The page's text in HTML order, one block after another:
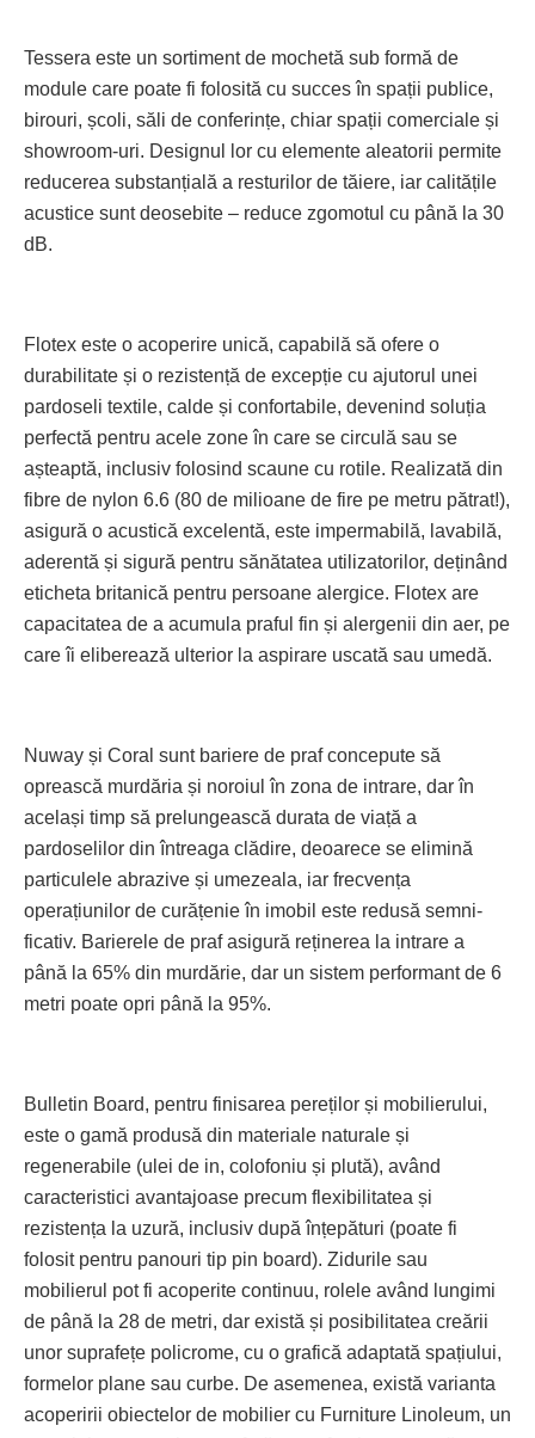
Tessera este un sortiment de mo­chetă sub formă de
module care poate fi folosită cu succes în spații publice,
birouri, școli, săli de conferințe, chiar spații comerciale și
showroom-uri. Designul lor cu elemente aleatorii permite
reducerea substanțială a res­tu­rilor de tăiere, iar calitățile
acustice sunt deosebite – reduce zgomotul cu până la 30
dB.
Flotex este o acoperire unică, ca­pa­bilă să ofere o
durabilitate și o rezistență de excepție cu ajutorul unei
pardoseli textile, calde și confortabile, devenind soluția
perfectă pentru acele zone în care se circulă sau se
așteaptă, inclusiv folosind scaune cu rotile. Realizată din
fibre de nylon 6.6 (80 de milioane de fire pe metru pătrat!),
asigură o acustică excelentă, este impermabilă, lavabilă,
aderentă și sigură pentru sănătatea utilizatorilor, deținând
eticheta britanică pentru persoane alergice. Flotex are
capacitatea de a acumula praful fin și alergenii din aer, pe
care îi eliberează ulterior la aspirare uscată sau umedă.
Nuway și Coral sunt bariere de praf concepute să
oprească murdăria și noroiul în zona de intrare, dar în
același timp să prelungească durata de viață a
pardoselilor din întreaga clădire, deoa­rece se elimină
particulele abrazive și umezeala, iar frecvența
operațiunilor de curățenie în imobil este redusă semni­
ficativ. Barierele de praf asigură re­ți­­nerea la intrare a
până la 65% din murdărie, dar un sistem performant de 6
metri poate opri până la 95%.
Bulletin Board, pentru finisarea pereților și mobilierului,
este o gamă produsă din materiale naturale și
regenerabile (ulei de in, colofoniu și plută), având
caracteristici avantajoase precum flexibilitatea și
rezistența la uzură, inclusiv după înțepături (poate fi
folosit pentru panouri tip pin board). Zidurile sau
mobilierul pot fi acoperite continuu, rolele având lungimi
de până la 28 de metri, dar există și posibilitatea creării
unor suprafețe policrome, cu o grafică adaptată spațiului,
formelor plane sau curbe. De asemenea, există varianta
acoperirii obiectelor de mobilier cu Furniture Linoleum, un